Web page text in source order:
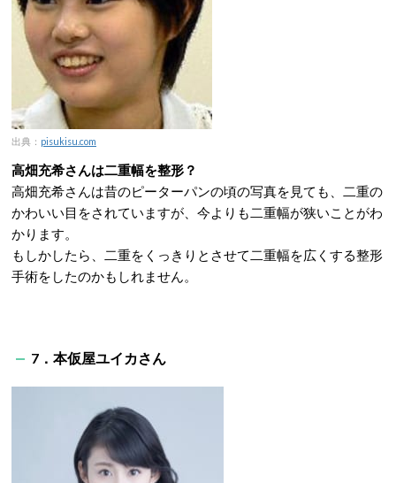
出典： pisukisu.com
高畑充希さんは二重幅を整形？
高畑充希さんは昔のピーターパンの頃の写真を見ても、二重の
かわいい目をされていますが、今よりも二重幅が狭いことがわ
かります。
もしかしたら、二重をくっきりとさせて二重幅を広くする整形
手術をしたのかもしれません。
7．本仮屋ユイカさん